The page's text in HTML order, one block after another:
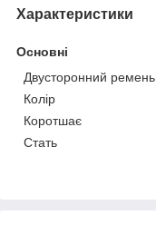
Характеристики
Основні
Двусторонний ремень
Колір
Коротшає
Стать